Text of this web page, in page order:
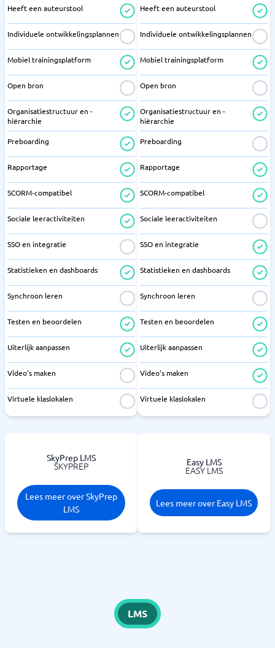
Heeft een auteurstool
Individuele ontwikkelingsplannen
Mobiel trainingsplatform
Open bron
Organisatiestructuur en -
hiërarchie
Preboarding
Rapportage
SCORM-compatibel
Sociale leeractiviteiten
SSO en integratie
Statistieken en dashboards
Synchroon leren
Testen en beoordelen
Uiterlijk aanpassen
Video's maken
Virtuele klaslokalen
Heeft een auteurstool
Individuele ontwikkelingsplannen
Mobiel trainingsplatform
Open bron
Organisatiestructuur en -
hiërarchie
Preboarding
Rapportage
SCORM-compatibel
Sociale leeractiviteiten
SSO en integratie
Statistieken en dashboards
Synchroon leren
Testen en beoordelen
Uiterlijk aanpassen
Video's maken
Virtuele klaslokalen
SkyPrep LMS
SKYPREP
Lees meer over SkyPrep
LMS
Easy LMS
EASY LMS
Lees meer over Easy LMS
LMS